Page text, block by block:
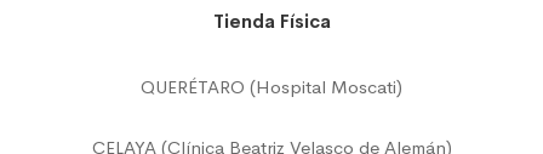
Tienda Física
QUERÉTARO (Hospital Moscati)
CELAYA (Clínica Beatriz Velasco de Alemán)